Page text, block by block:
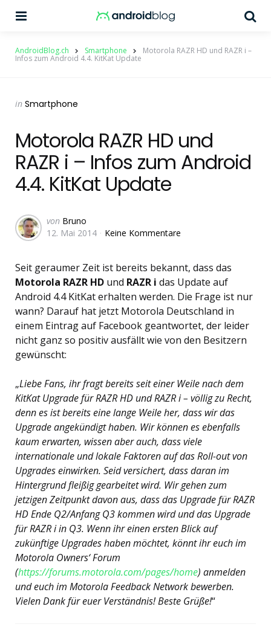
AndroidBlog.ch Smartphone Motorola RAZR HD und RAZR i –
Infos zum Android 4.4. KitKat Update
Categories
Posted
in Smartphone
Motorola RAZR HD und
RAZR i – Infos zum Android
4.4. KitKat Update
Geschrieben
von
von Bruno
12. Mai 2014
Keine Kommentare
Seit geraumer Zeit ist bereits bekannt, dass das
Motorola RAZR HD und RAZR i das Update auf
Android 4.4 KitKat erhalten werden. Die Frage ist nur
wann? Darauf hat jetzt Motorola Deutschland in
einem Eintrag auf Facebook geantwortet, der leider
nicht ganz so positiv ausfällt wie von den Besitzern
gewünscht:
„Liebe Fans, ihr fragt bereits seit einer Weile nach dem
KitKat Upgrade für RAZR HD und RAZR i – völlig zu Recht,
denn es ist bereits eine lange Weile her, dass wir das
Upgrade angekündigt haben. Wir können es ebenfalls
kaum erwarten, wissen aber auch, dass viele
internationale und lokale Faktoren auf das Roll-out von
Upgrades einwirken. Seid versichert, dass daran im
Hintergrund fleißig gearbeitet wird. Wir gehen zum
jetzigen Zeitpunkt davon aus, dass das Upgrade für RAZR
HD Ende Q2/Anfang Q3 kommen wird und das Upgrade
für RAZR i in Q3. Wenn ihr einen ersten Blick auf
zukünftige Upgrades haben möchtet, könnt ihr euch im
Motorola Owners‘ Forum
(https://forums.motorola.com/pages/home) anmelden
und euch im Motorola Feedback Network bewerben.
Vielen Dank für euer Verständnis! Beste Grüße!“